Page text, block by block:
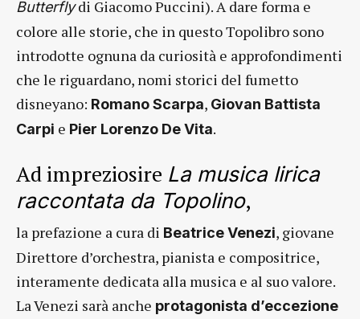
Butterflydi Giacomo Puccini). A dare forma e
colore alle storie, che in questo Topolibro sono
introdotte ognuna da curiosità e approfondimenti
che le riguardano, nomi storici del fumetto
disneyano: Romano Scarpa, Giovan Battista
Carpi e Pier Lorenzo De Vita.
Ad impreziosire La musica lirica
raccontata da Topolino,
la prefazione a cura di Beatrice Venezi, giovane
Direttore d’orchestra, pianista e compositrice,
interamente dedicata alla musica e al suo valore.
La Venezi sarà anche protagonista d’eccezione